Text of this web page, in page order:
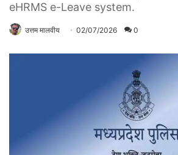
eHRMS e-Leave system.
उत्तम मालवीय 02/07/2026 0